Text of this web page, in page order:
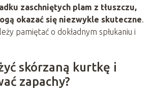
zaschniętych plam z tłuszczu,
okazać się niezwykle skuteczne.
pamiętać o dokładnym spłukaniu i
skórzaną kurtkę i
zapachy?